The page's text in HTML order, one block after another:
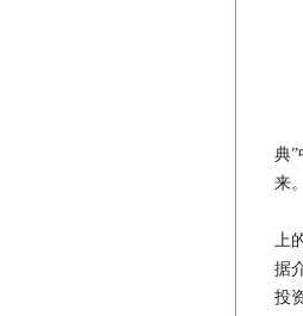
典
来。
“
上
据
投